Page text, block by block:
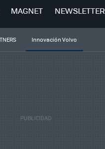
MAGNET NEWSLETTER
Innovación Volvo